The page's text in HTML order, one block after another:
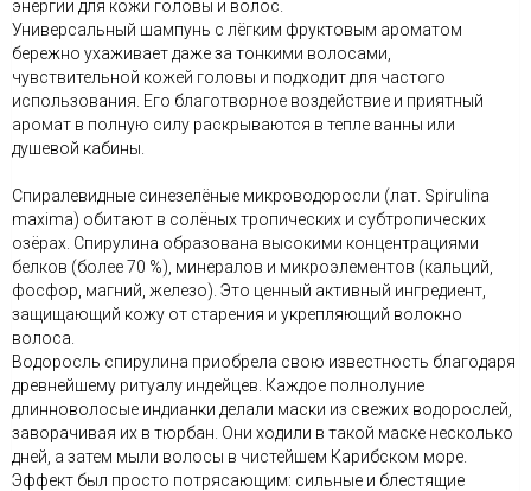
энергии для кожи головы и волос.
Универсальный шампунь с лёгким фруктовым ароматом
бережно ухаживает даже за тонкими волосами,
чувствительной кожей головы и подходит для частого
использования. Его благотворное воздействие и приятный
аромат в полную силу раскрываются в тепле ванны или
душевой кабины.
Спиралевидные синезелёные микроводоросли (лат. Spirulina
maxima) обитают в солёных тропических и субтропических
озёрах. Спирулина образована высокими концентрациями
белков (более 70 %), минералов и микроэлементов (кальций,
фосфор, магний, железо). Это ценный активный ингредиент,
защищающий кожу от старения и укрепляющий волокно
волоса.
Водоросль спирулина приобрела свою известность благодаря
древнейшему ритуалу индейцев. Каждое полнолуние
длинноволосые индианки делали маски из свежих водорослей,
заворачивая их в тюрбан. Они ходили в такой маске несколько
дней, а затем мыли волосы в чистейшем Карибском море.
Эффект был просто потрясающим: сильные и блестящие